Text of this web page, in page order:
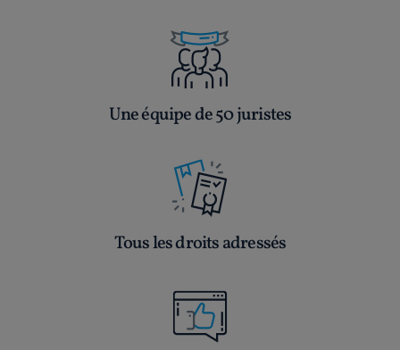
Une équipe de 50 juristes
Tous les droits adressés